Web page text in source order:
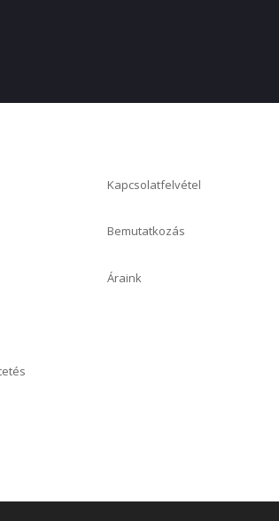
Kapcsolatfelvétel
Bemutatkozás
Áraink